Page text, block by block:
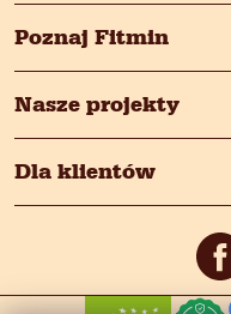
Poznaj Fitmin
Nasze projekty
Dla klientów